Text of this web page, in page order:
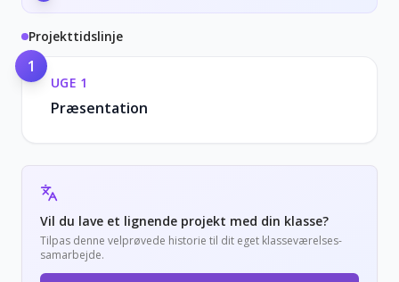
Projekttidslinje
1
UGE 1
Præsentation
Vil du lave et lignende projekt med din klasse?
Tilpas denne velprøvede historie til dit eget klasseværelses-
samarbejde.